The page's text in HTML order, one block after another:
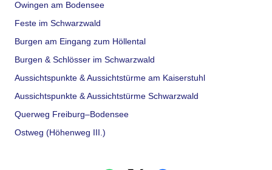
Owingen am Bodensee
Feste im Schwarzwald
Burgen am Eingang zum Höllental
Burgen & Schlösser im Schwarzwald
Aussichtspunkte & Aussichtstürme am Kaiserstuhl
Aussichtspunkte & Aussichtstürme Schwarzwald
Querweg Freiburg–Bodensee
Ostweg (Höhenweg III.)